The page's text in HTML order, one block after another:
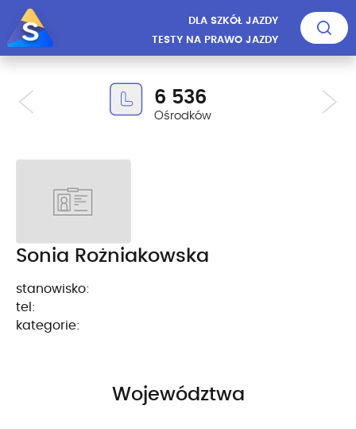
DLA SZKÓŁ JAZDY
TESTY NA PRAWO JAZDY
6 536
Ośrodków
Sonia Rożniakowska
stanowisko:
tel:
kategorie:
Województwa